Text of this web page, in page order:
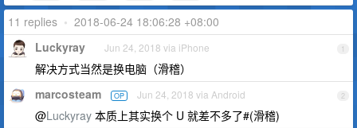
11 replies • 2018-06-24 18:06:28 +08:00
1
Luckyray Jun 24, 2018 via iPhone
解决方式当然是换电脑（滑稽）
2
marcosteam OP Jun 24, 2018 via Android
@Luckyray 本质上其实换个 U 就差不多了#(滑稽)